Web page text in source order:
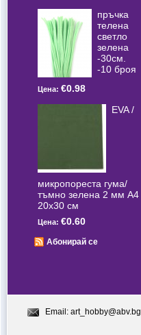
пръчка
телена
светлo
зелена
-30см.
-10 броя
Цена: €0.98
EVA /
микропореста гума/
тъмно зелена 2 мм А4
20x30 см
Цена: €0.60
Абонирай се
Email: art_hobby@abv.bg